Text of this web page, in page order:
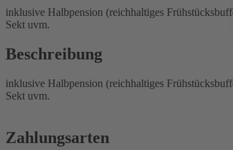
inklusive Halbpension (reichhaltiges
Sekt uvm.
Beschreibung
inklusive Halbpension (reichhaltiges
Sekt uvm.
Zahlungsarten